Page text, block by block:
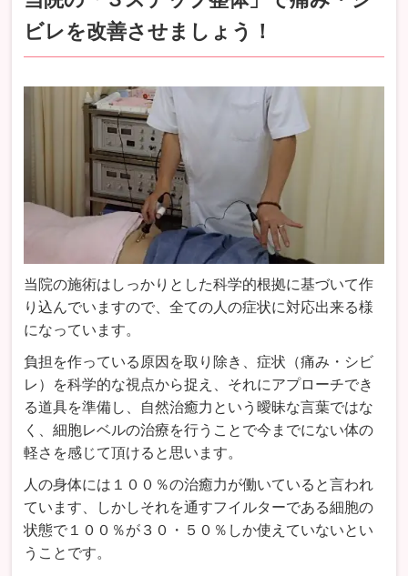
ビレを改善させましょう！
当院の施術はしっかりとした科学的根拠に基づいて作
り込んでいますので、全ての人の症状に対応出来る様
になっています。
負担を作っている原因を取り除き、症状（痛み・シビ
レ）を科学的な視点から捉え、それにアプローチでき
る道具を準備し、自然治癒力という曖昧な言葉ではな
く、細胞レベルの治療を行うことで今までにない体の
軽さを感じて頂けると思います。
人の身体には１００％の治癒力が働いていると言われ
ています、しかしそれを通すフイルターである細胞の
状態で１００％が３０・５０％しか使えていないとい
うことです。